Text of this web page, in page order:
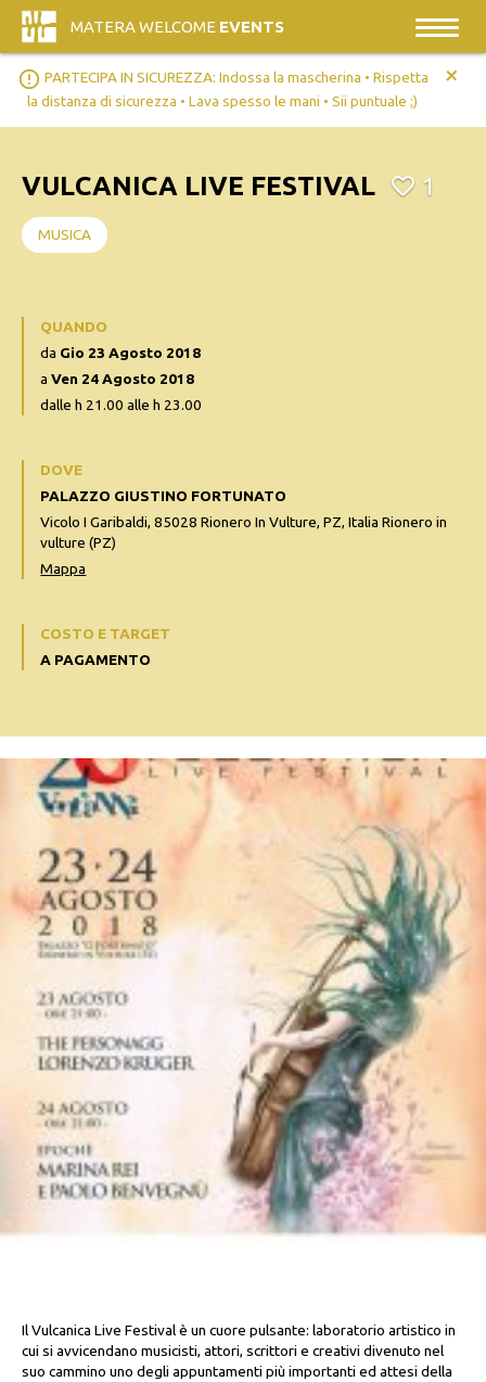
MATERA WELCOME EVENTS
error_outline PARTECIPA IN SICUREZZA: Indossa la mascherina • Rispetta
la distanza di sicurezza • Lava spesso le mani • Sii puntuale ;)
+
Il Vulcanica Live Festival è un cuore pulsante: laboratorio artistico in
cui si avvicendano musicisti, attori, scrittori e creativi divenuto nel
suo cammino uno degli appuntamenti più importanti ed attesi della
VULCANICA LIVE FESTIVAL 1
MUSICA
QUANDO
da Gio 23 Agosto 2018
aVen 24 Agosto 2018
dalle h 21.00 alle h 23.00
DOVE
PALAZZO GIUSTINO FORTUNATO
Vicolo I Garibaldi, 85028 Rionero In Vulture, PZ, Italia Rionero in
vulture (PZ)
Mappa
COSTO E TARGET
A PAGAMENTO